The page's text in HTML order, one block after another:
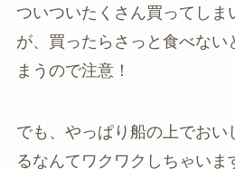
ついついたくさん買ってしま
が、買ったらさっと食べない
まうので注意！
でも、やっぱり船の上でおい
るなんてワクワクしちゃいま